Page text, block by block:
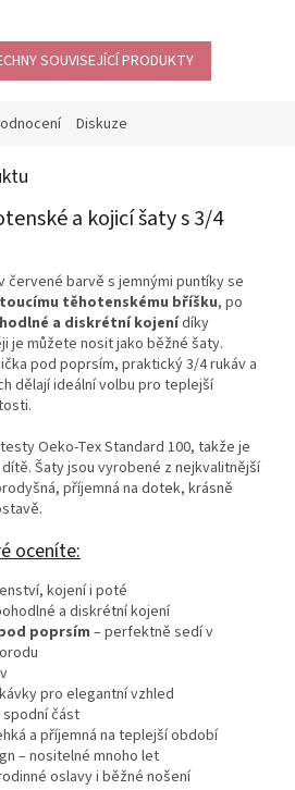
SOUVISEJÍCÍ PRODUKTY
Diskuze
a kojicí šaty s 3/4
červené barvě s jemnými puntíky se
těhotenskému bříšku, po
a diskrétní kojenídíky
je můžete nosit jako běžné šaty.
pod poprsím, praktický 3/4 rukáv a
dělají ideální volbu pro teplejší
Oeko‑Tex Standard 100, takže je
Šaty jsou vyrobené z nejkvalitnější
příjemná na dotek, krásně
oceníte:
kojení i poté
a diskrétní kojení
poprsím – perfektně sedí v
pro elegantní vzhled
spodní část
a příjemná na teplejší období
– nositelné mnoho let
oslavy i běžné nošení